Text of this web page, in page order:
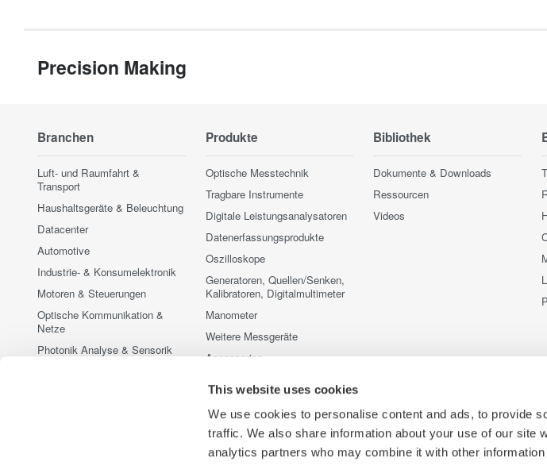
This website uses cookies
We use cookies to personalise content and ads, to provide
traffic. We also share information about your use of our site
analytics partners who may combine it with other
Precision Making
Branchen
Luft- und Raumfahrt &
Transport
Haushaltsgeräte & Beleuchtung
Datacenter
Automotive
Industrie- & Konsumelektronik
Motoren & Steuerungen
Optische Kommunikation &
Netze
Photonik Analyse & Sensorik
Produkte
Optische Messtechnik
Tragbare Instrumente
Digitale Leistungsanalysatoren
Datenerfassungsprodukte
Oszilloskope
Generatoren, Quellen/Senken,
Kalibratoren, Digitalmultimeter
Manometer
Weitere Messgeräte
Accessories
Sonderkonditionen
Eingestellte Produkte
Bibliothek
Dokumente & Downloads
Ressourcen
Videos